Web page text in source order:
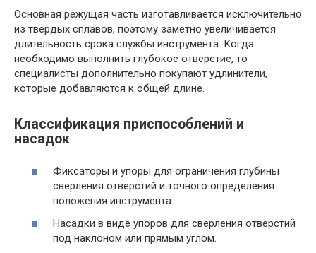
Основная режущая часть изготавливается исключительно
из твердых сплавов, поэтому заметно увеличивается
длительность срока службы инструмента. Когда
необходимо выполнить глубокое отверстие, то
специалисты дополнительно покупают удлинители,
которые добавляются к общей длине.
Классификация приспособлений и
насадок
Фиксаторы и упоры для ограничения глубины
сверления отверстий и точного определения
положения инструмента.
Насадки в виде упоров для сверления отверстий
под наклоном или прямым углом.